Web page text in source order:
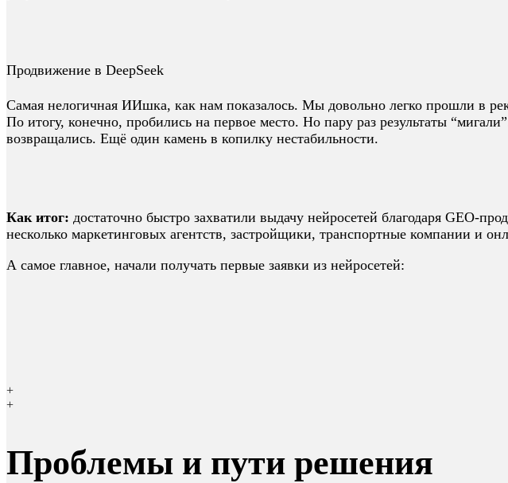
Продвижение в DeepSeek
Самая нелогичная ИИшка, как нам показалось. Мы довольно легко прошли в
По итогу, конечно, пробились на первое место. Но пару раз результаты
возвращались. Ещё один камень в копилку нестабильности.
Как итог: достаточно быстро захватили выдачу нейросетей благодаря GEO-
несколько маркетинговых агентств, застройщики, транспортные компании и
А самое главное, начали получать первые заявки из нейросетей:
+
+
Проблемы и пути решения